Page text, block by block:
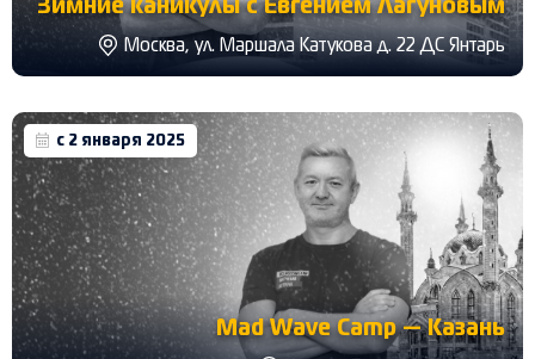
Зимние каникулы с Евгением Лагуновым
Москва, ул. Маршала Катукова д. 22 ДС Янтарь
с 2 января 2025
Mad Wave Camp — Казань